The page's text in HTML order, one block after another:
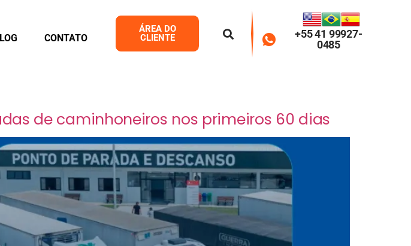
CONTATO
ÁREA DO
CLIENTE
+55 41 99927-
0485
de caminhoneiros nos primeiros 60 dias